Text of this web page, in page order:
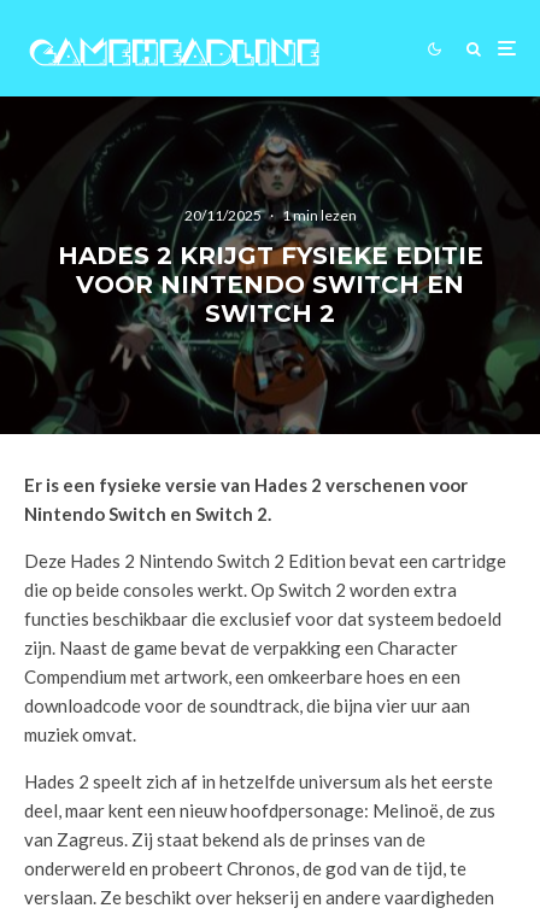
20/11/2025 · 1 min lezen
HADES 2 KRIJGT FYSIEKE EDITIE
VOOR NINTENDO SWITCH EN
SWITCH 2
Er is een fysieke versie van Hades 2 verschenen voor
Nintendo Switch en Switch 2.
Deze Hades 2 Nintendo Switch 2 Edition bevat een cartridge
die op beide consoles werkt. Op Switch 2 worden extra
functies beschikbaar die exclusief voor dat systeem bedoeld
zijn. Naast de game bevat de verpakking een Character
Compendium met artwork, een omkeerbare hoes en een
downloadcode voor de soundtrack, die bijna vier uur aan
muziek omvat.
Hades 2 speelt zich af in hetzelfde universum als het eerste
deel, maar kent een nieuw hoofdpersonage: Melinoë, de zus
van Zagreus. Zij staat bekend als de prinses van de
onderwereld en probeert Chronos, de god van de tijd, te
verslaan. Ze beschikt over hekserij en andere vaardigheden